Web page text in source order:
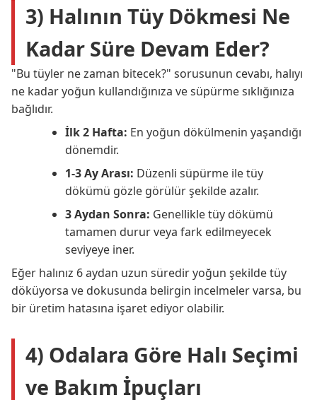
3) Halının Tüy Dökmesi Ne
Kadar Süre Devam Eder?
"Bu tüyler ne zaman bitecek?" sorusunun cevabı, halıyı
ne kadar yoğun kullandığınıza ve süpürme sıklığınıza
bağlıdır.
İlk 2 Hafta: En yoğun dökülmenin yaşandığı
dönemdir.
1-3 Ay Arası: Düzenli süpürme ile tüy
dökümü gözle görülür şekilde azalır.
3 Aydan Sonra: Genellikle tüy dökümü
tamamen durur veya fark edilmeyecek
seviyeye iner.
Eğer halınız 6 aydan uzun süredir yoğun şekilde tüy
döküyorsa ve dokusunda belirgin incelmeler varsa, bu
bir üretim hatasına işaret ediyor olabilir.
4) Odalara Göre Halı Seçimi
ve Bakım İpuçları